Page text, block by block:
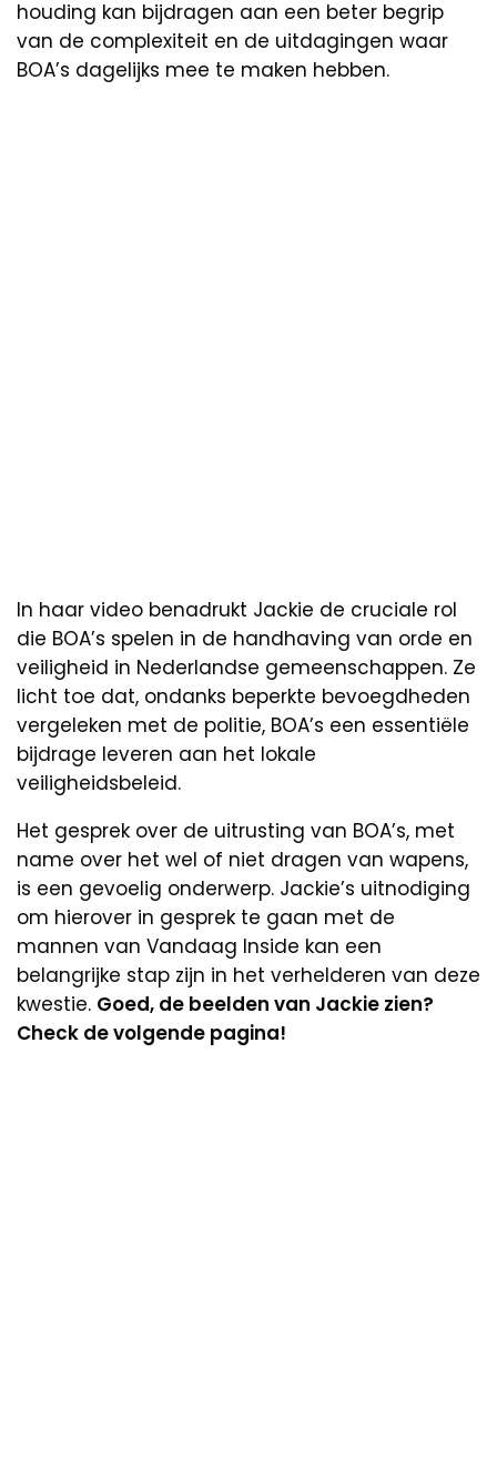
houding kan bijdragen aan een beter begrip
van de complexiteit en de uitdagingen waar
BOA’s dagelijks mee te maken hebben.
In haar video benadrukt Jackie de cruciale rol
die BOA’s spelen in de handhaving van orde en
veiligheid in Nederlandse gemeenschappen. Ze
licht toe dat, ondanks beperkte bevoegdheden
vergeleken met de politie, BOA’s een essentiële
bijdrage leveren aan het lokale
veiligheidsbeleid.
Het gesprek over de uitrusting van BOA’s, met
name over het wel of niet dragen van wapens,
is een gevoelig onderwerp. Jackie’s uitnodiging
om hierover in gesprek te gaan met de
mannen van Vandaag Inside kan een
belangrijke stap zijn in het verhelderen van deze
kwestie. Goed, de beelden van Jackie zien?
Check de volgende pagina!